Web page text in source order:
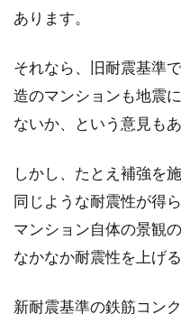
あります。
それなら、旧耐震基準
造のマンションも地震
ないか、という意見も
しかし、たとえ補強を
同じような耐震性が得
マンション自体の景観
なかなか耐震性を上げ
新耐震基準の鉄筋コン